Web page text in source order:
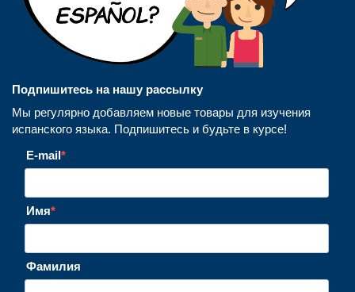
Подпишитесь на нашу рассылку
Мы регулярно добавляем новые товары для изучения
испанского языка. Подпишитесь и будьте в курсе!
E-mail
Имя
Фамилия